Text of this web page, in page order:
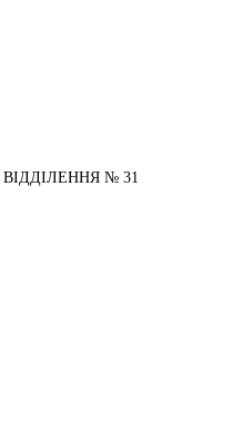
ВІДДІЛЕННЯ № 31